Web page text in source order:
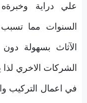
علي دراية
السنوات مما
الآثاث بسهولة
الشركات الاخري
في اعمال التركيب